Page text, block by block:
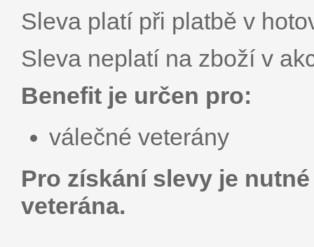
Sleva platí při platbě v
Sleva neplatí na zboží v
Benefit je určen pro:
válečné veterány
Pro získání slevy je
veterána.